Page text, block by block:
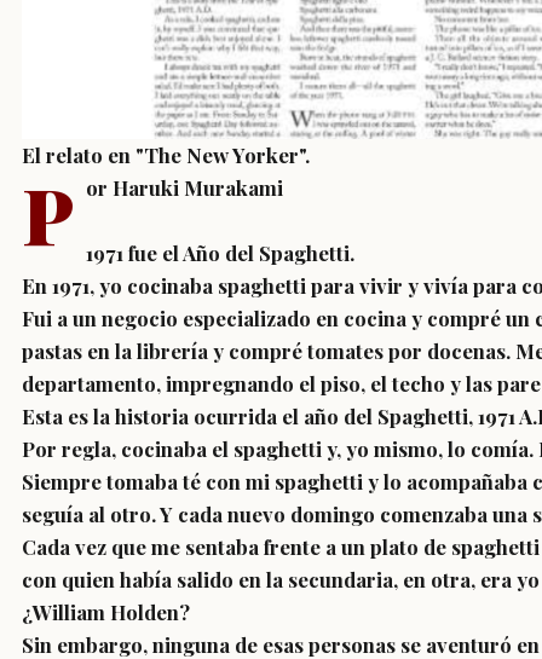
El relato en "The New Yorker".
P or Haruki Murakami
1971 fue el Año del Spaghetti.
En 1971, yo cocinaba spaghetti para vivir y vivía para
Fui a un negocio especializado en cocina y compré
pastas en la librería y compré tomates por docenas.
departamento, impregnando el piso, el techo y las
Esta es la historia ocurrida el año del Spaghetti, 1971
Por regla, cocinaba el spaghetti y, yo mismo, lo
Siempre tomaba té con mi spaghetti y lo
seguía al otro. Y cada nuevo domingo comenzaba una
Cada vez que me sentaba frente a un plato de
con quien había salido en la secundaria, en otra, era
¿William Holden?
Sin embargo, ninguna de esas personas se aventuró